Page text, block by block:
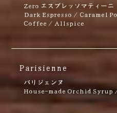
Zero エスプレッソマティーニ
Dark Espresso / Caramel
Coffee / Allspice
Parisienne
パリジェンヌ
House-made Orchid